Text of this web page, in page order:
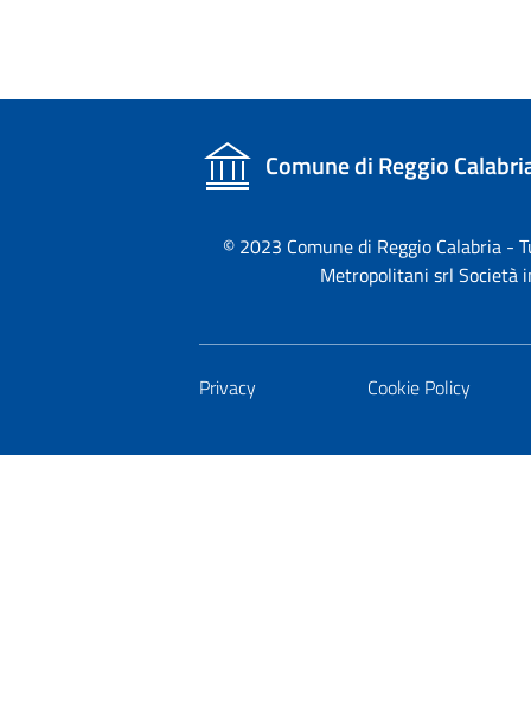
Comune di Reggio
© 2023 Comune di Reggio Calabria
Metropolitani srl Società
Privacy Cookie Policy